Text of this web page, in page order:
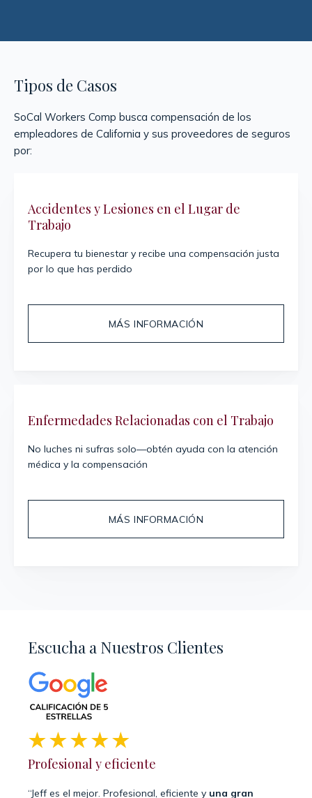
Tipos de Casos
SoCal Workers Comp busca compensación de los
empleadores de California y sus proveedores de seguros
por:
Accidentes y Lesiones en el Lugar de
Trabajo
Recupera tu bienestar y recibe una compensación justa
por lo que has perdido
MÁS INFORMACIÓN
Enfermedades Relacionadas con el Trabajo
No luches ni sufras solo—obtén ayuda con la atención
médica y la compensación
MÁS INFORMACIÓN
Escucha a Nuestros Clientes
Profesional y eficiente
“Jeff es el mejor. Profesional, eficiente y una gran